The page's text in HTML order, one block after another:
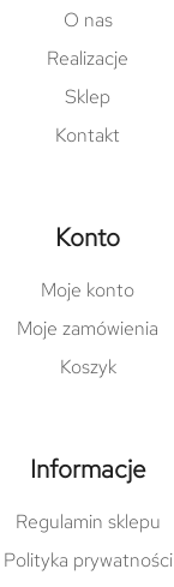
O nas
Realizacje
Sklep
Kontakt
Konto
Moje konto
Moje zamówienia
Koszyk
Informacje
Regulamin sklepu
Polityka prywatności